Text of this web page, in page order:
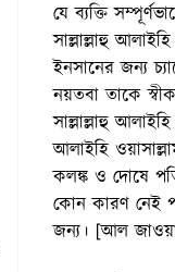
যে ব্যক্তি
সাল্লাল্লাহু
ইনসানের জন্য
নয়তবা তাকে
সাল্লাল্লাহু
আলাইহি
কলঙ্ক ও দোষে
কোন কারণ নেই
জন্য। [আল